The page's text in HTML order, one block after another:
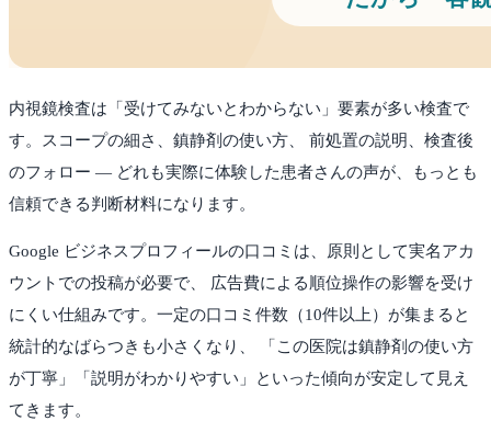
内視鏡検査は「受けてみないとわからない」要素が多い検査で
す。スコープの細さ、鎮静剤の使い方、 前処置の説明、検査後
のフォロー — どれも実際に体験した患者さんの声が、もっとも
信頼できる判断材料になります。
Google ビジネスプロフィールの口コミは、原則として実名アカ
ウントでの投稿が必要で、 広告費による順位操作の影響を受け
にくい仕組みです。一定の口コミ件数（10件以上）が集まると
統計的なばらつきも小さくなり、 「この医院は鎮静剤の使い方
が丁寧」「説明がわかりやすい」といった傾向が安定して見え
てきます。